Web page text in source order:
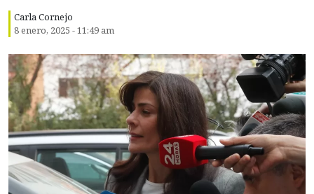
Carla Cornejo
8 enero, 2025 - 11:49 am